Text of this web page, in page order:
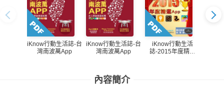
iKnow行動生活誌-台
灣南波萬App
iKnow行動生活誌-台
灣南波萬App
iKnow行動生活
誌-2015年度精選
內容簡介